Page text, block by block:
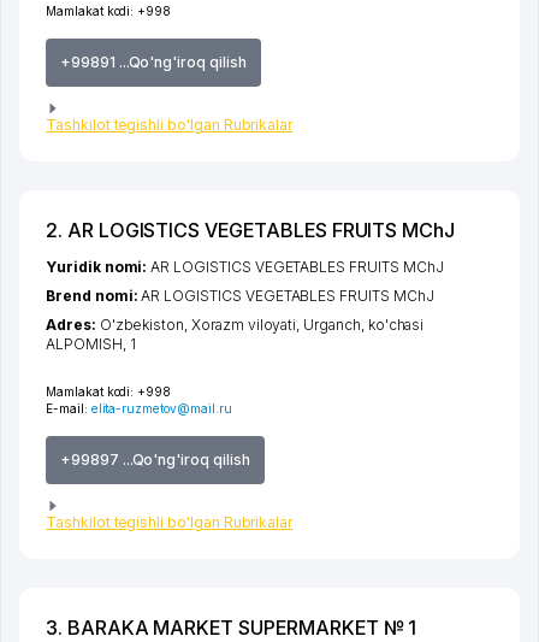
Mamlakat kodi: +998
+99891 ...Qo'ng'iroq qilish
Tashkilot tegishli bo'lgan Rubrikalar
2. AR LOGISTICS VEGETABLES FRUITS MChJ
Mamlakat kodi: +998
E-mail: elita-ruzmetov@mail.ru
+99897 ...Qo'ng'iroq qilish
Tashkilot tegishli bo'lgan Rubrikalar
Yuridik nomi:AR LOGISTICS VEGETABLES FRUITS MChJ
Brend nomi:AR LOGISTICS VEGETABLES FRUITS MChJ
Adres: O'zbekiston,Xorazm viloyati, Urganch, ko'chasi
ALPOMISH, 1
3. BARAKA MARKET SUPERMARKET № 1